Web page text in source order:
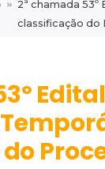
2ª chamada
classificação do